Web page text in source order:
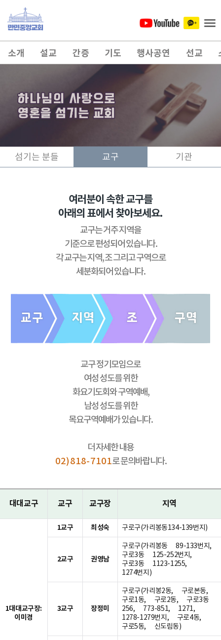
소개 설교 간증 기도 행사공연 선교
섬기는 분들 교구 기관
여러분이 속한 교구를
아래의 표에서 찾아보세요.
교구는 거주 지역을
기준으로 편성되어 있습니다.
각 교구는 지역, 조 그리고 구역으로
세분화되어 있습니다.
교구 정기모임으로
여성 성도를 위한
화요기도회와 구역예배,
남성 성도를 위한
목요구역예배가 있습니다.
더 자세한 내용
02)818-7101로 문의바랍니다.
대대교구 교구 교구장 지역
1대대교구장:
이미경
1교구 최성숙 구로구(가리봉동134-139번지)
2교구 권영남
구로구(가리봉동 89-133번지,
구로3동 125-252번지,
구로3동 1123-1255,
1274번지)
3교구 장정미
구로구(가리봉2동, 구로본동,
구로1동, 구로2동, 구로3동
256, 773-851, 1271,
1278-1279번지, 구로4동,
구로5동, 신도림동)